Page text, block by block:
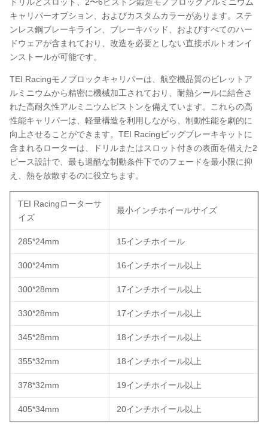
キャリパーオプション、およびカスタムカラーがあります。ステ
ンレス鋼ブレーキライン、ブレーキパッド、およびすべてのハー
ドウェアが含まれており、改造を必要としない直接ボルトオンイ
ンストールが可能です。
TEI Racingモノブロックキャリパーは、航空機品質のビレットア
ルミニウムから精密に機械加工されており、耐熱シールに結合さ
れた高耐久性アルミニウムピストンを備えています。これらの高
性能キャリパーは、軽量構造を利用しながら、制動性能を劇的に
向上させることができます。TEI Racingビッグブレーキキットに
含まれるローターは、ドリルまたはスロット付きの表面を備えた2
ピース設計で、最も過酷な制動条件下でのフェードを最小限に抑
え、熱を放散するのに役立ちます。
TEI Racingローターサ
イズ
最小インチホイールサイズ
285*24mm 15インチホイール
300*24mm 16インチホイール以上
300*28mm 17インチホイール以上
330*28mm 17インチホイール以上
345*28mm 18インチホイール以上
355*32mm 18インチホイール以上
378*32mm 19インチホイール以上
405*34mm 20インチホイール以上